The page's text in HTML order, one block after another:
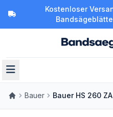
Kostenloser
Bauer Bauer HS 260 ZA